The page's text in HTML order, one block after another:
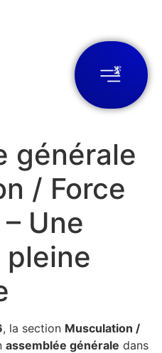
générale
/ Force
Une
, la section Musculation /
assemblée générale dans